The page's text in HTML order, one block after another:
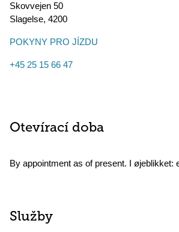
Skovvejen 50
Slagelse, 4200
POKYNY PRO JÍZDU
+45 25 15 66 47
Otevírací doba
By appointment as of present. I øjeblikket:
Služby